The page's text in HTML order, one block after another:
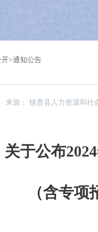
开>通知公告
来源：镇赉县人力资源和社
关于公布
（含专